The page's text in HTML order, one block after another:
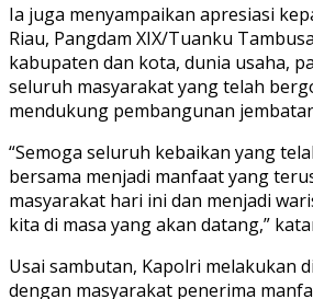
Ia juga menyampaikan apresiasi
Riau, Pangdam XIX/Tuanku
kabupaten dan kota, dunia usaha,
seluruh masyarakat yang telah
mendukung pembangunan
“Semoga seluruh kebaikan yang
bersama menjadi manfaat yang
masyarakat hari ini dan menjadi
kita di masa yang akan datang,”
Usai sambutan, Kapolri melakukan
dengan masyarakat penerima